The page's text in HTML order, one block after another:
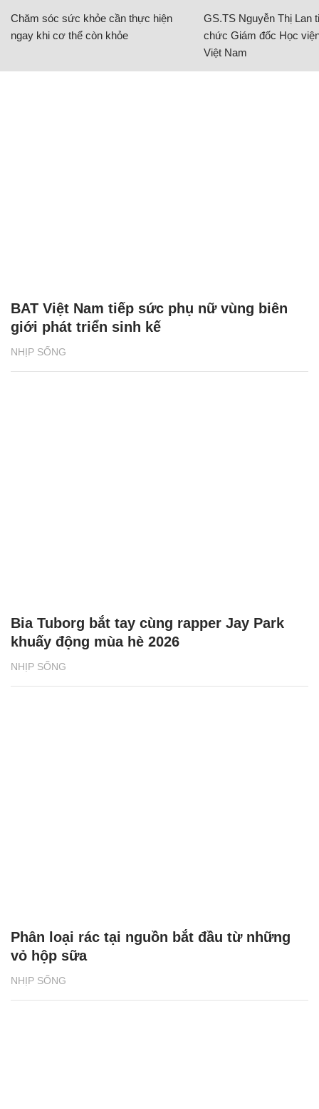
Chăm sóc sức khỏe cần thực hiện
ngay khi cơ thể còn khỏe
GS.TS Nguyễn Thị Lan
chức Giám đốc Học
Việt Nam
NHỊP SỐNG
BAT Việt Nam tiếp sức phụ nữ vùng biên
giới phát triển sinh kế
NHỊP SỐNG
Bia Tuborg bắt tay cùng rapper Jay Park
khuấy động mùa hè 2026
NHỊP SỐNG
Phân loại rác tại nguồn bắt đầu từ những
vỏ hộp sữa